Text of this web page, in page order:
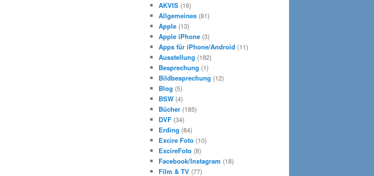
n
AKVIS (16)
Allgemeines (81)
Apple (13)
Apple iPhone (3)
Apps für iPhone/Android (11)
Ausstellung (182)
Besprechung (1)
Bildbesprechung (12)
Blog (5)
BSW (4)
Bücher (185)
DVF (34)
Erding (84)
Excire Foto (10)
ExcireFoto (8)
Facebook/Instagram (18)
Film & TV (77)